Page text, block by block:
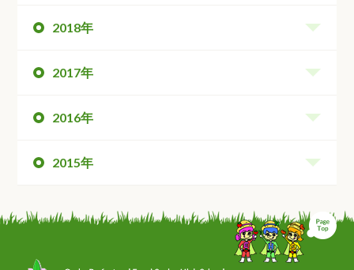
2018年
2017年
2016年
2015年
ペ